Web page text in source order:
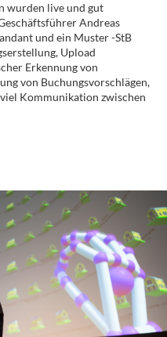
wurden live und gut
Andreas
und ein Muster -StB
Upload
Erkennung von
von Buchungsvorschlägen,
Kommunikation zwischen